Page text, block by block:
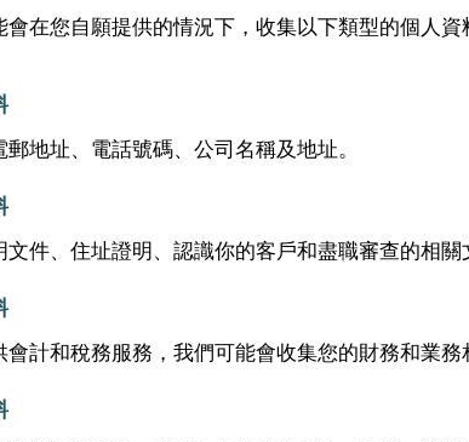
會在您自願提供的情況下，收集以下類型的個人資
郵地址、電話號碼、公司名稱及地址。
文件、住址證明、認識你的客戶和盡職審查的相關
會計和稅務服務，我們可能會收集您的財務和業務